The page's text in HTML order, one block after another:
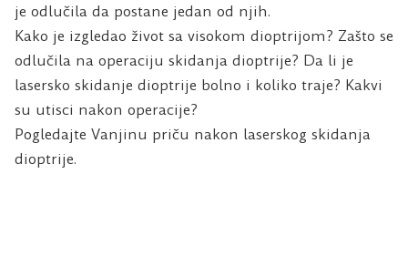
je odlučila da postane jedan od njih.
Kako je izgledao život sa visokom dioptrijom? Zašto se
odlučila na operaciju skidanja dioptrije? Da li je
lasersko skidanje dioptrije bolno i koliko traje? Kakvi
su utisci nakon operacije?
Pogledajte Vanjinu priču nakon laserskog skidanja
dioptrije.